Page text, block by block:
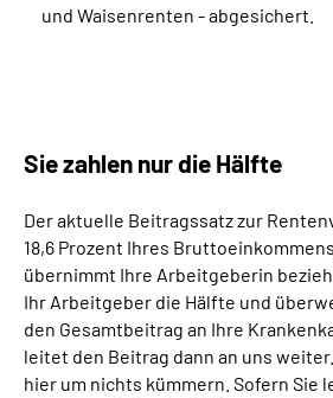
und Waisenrenten - abgesichert.
Sie zahlen nur die Hälfte
Der aktuelle Beitragssatz zur
18,6 Prozent Ihres
übernimmt Ihre Arbeitgeberin
Ihr Arbeitgeber die Hälfte und
den Gesamtbeitrag an Ihre
leitet den Beitrag dann an uns
hier um nichts kümmern. Sofern Sie